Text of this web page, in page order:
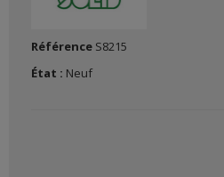
Référence S8215
État : Neuf